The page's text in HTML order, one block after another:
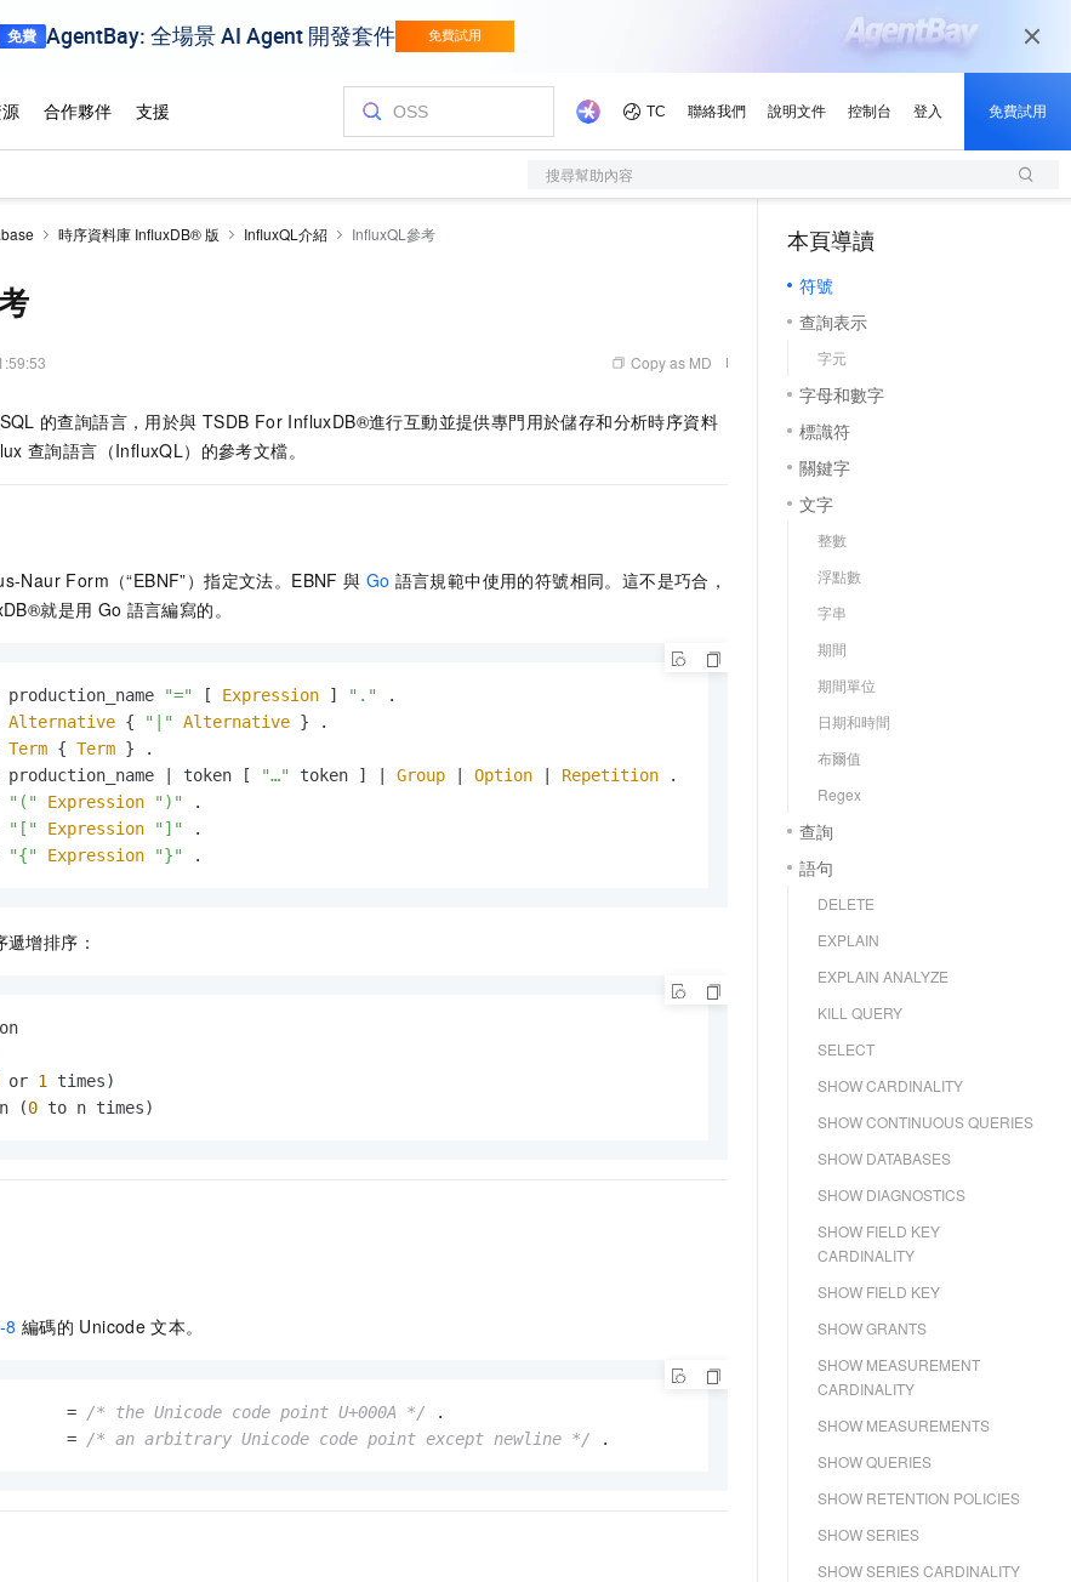
搜尋幫助內容
時序資料庫 InfluxDB® 版 InfluxQL介紹 InfluxQL參考
Copy as MD
SQL 的查詢語言，用於與 TSDB For InfluxDB®進行互動並提供專門用於儲存和分析時序資料
查詢語言（InfluxQL）的參考文檔。
Naur Form（“EBNF”）指定文法。EBNF 與 Go 語言規範中使用的符號相同。這不是巧合，
就是用 Go 語言編寫的。
production_name
"=" [ Expression ] "."
Alternative { "|" Alternative
Term { Term
production_name | token [
"…" token ] | Group Option Repetition
"(" Expression ")"
"[" Expression "]"
"{" Expression "}" .
增排序：
or 1
times)
(0 to n times)
8 編碼的 Unicode 文本。
= /* the Unicode code point U+000A */ .
=
/* an arbitrary Unicode code point except newline */ .
本頁導讀
符號
查詢表示
字元
字母和數字
標識符
關鍵字
文字
整數
浮點數
字串
期間
期間單位
日期和時間
布爾值
Regex
查詢
語句
DELETE
EXPLAIN
EXPLAIN ANALYZE
KILL QUERY
SELECT
SHOW CARDINALITY
SHOW CONTINUOUS QUERIES
SHOW DATABASES
SHOW DIAGNOSTICS
SHOW FIELD KEY
CARDINALITY
SHOW FIELD KEY
SHOW GRANTS
SHOW MEASUREMENT
CARDINALITY
SHOW MEASUREMENTS
SHOW QUERIES
SHOW RETENTION POLICIES
SHOW SERIES
SHOW SERIES CARDINALITY